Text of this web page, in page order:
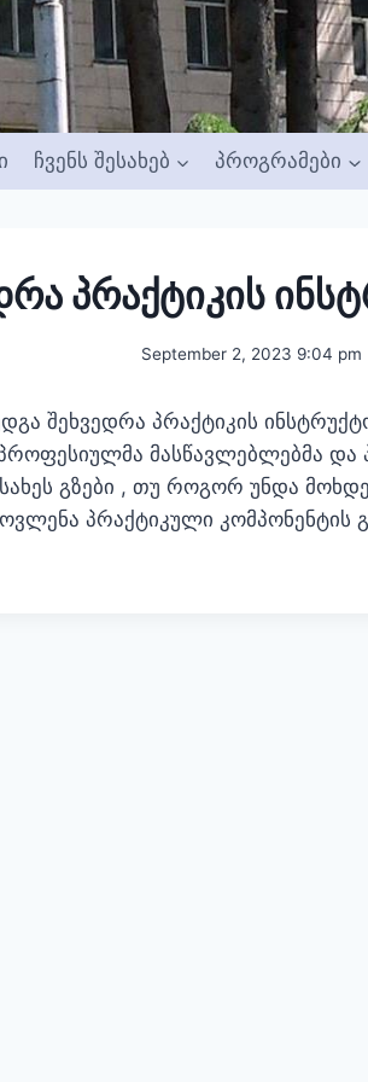
ჩვენს შესახებ პროგრამები
პრაქტიკის
September 2, 2023 9:04 pm
შეხვედრა პრაქტიკის
მასწავლებლებმა და
გზები , თუ როგორ უნდა
პრაქტიკული კომპონენტის